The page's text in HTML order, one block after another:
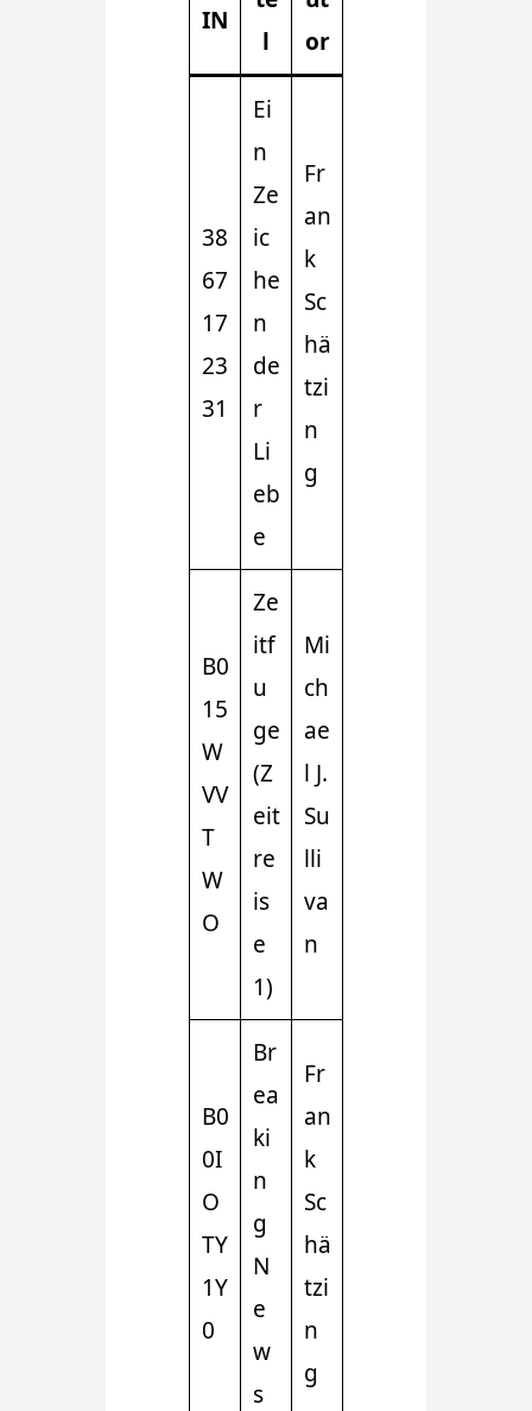
IN
l
or
38
67
17
23
31
Ei
n
Ze
ic
he
n
de
r
Li
eb
e
Fr
an
k
Sc
hä
tzi
n
g
B0
15
W
VV
T
W
O
Ze
itf
u
ge
(Z
eit
re
is
e
1)
Mi
ch
ae
l J.
Su
lli
va
n
B0
0I
O
TY
1Y
0
Br
ea
ki
n
g
N
e
w
s
Fr
an
k
Sc
hä
tzi
n
g